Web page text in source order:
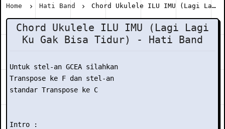
Home Hati Band Chord Ukulele ILU IMU (Lagi Lagi Ku Gak Bisa Tidur) - Hati Band
Chord Ukulele ILU IMU (Lagi Lagi
Ku Gak Bisa Tidur) - Hati Band
Untuk stel-an GCEA silahkan
Transpose ke F dan stel-an
standar Transpose ke C
Intro :